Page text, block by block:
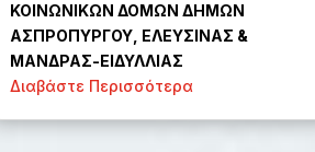
ΚΟΙΝΩΝΙΚΩΝ ΔΟΜΩΝ ΔΗΜΩΝ
ΑΣΠΡΟΠΥΡΓΟΥ, ΕΛΕΥΣΙΝΑΣ &
ΜΑΝΔΡΑΣ-ΕΙΔΥΛΛΙΑΣ
Διαβάστε Περισσότερα